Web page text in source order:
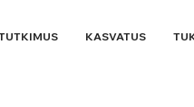
KASVATUS